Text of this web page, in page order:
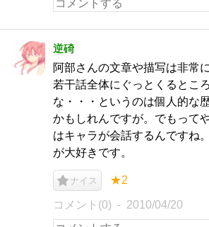
逆碕
阿部さんの文章や描写は非常
若干話全体にぐっとくるとこ
な・・・というのは個人的な
かもしれんですが。でもって
はキャラが会話するんですね
が大好きです。
ナイス ★2
コメント(0) 2010/04/20